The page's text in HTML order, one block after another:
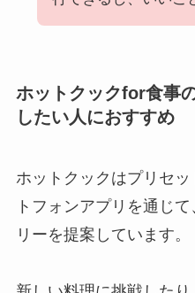
ホットクックfor食事
したい人におすすめ
ホットクックはプリセ
トフォンアプリを通じ
リーを提案しています。